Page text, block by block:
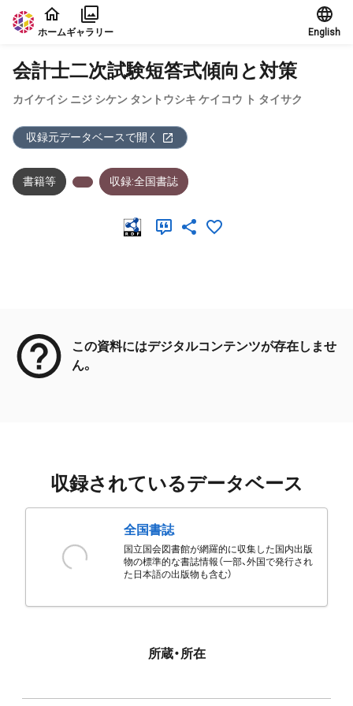
本文に飛ぶ
ホームギャラリー English
会計士二次試験短答式傾向と対策
カイケイシ ニジ シケン タントウシキ ケイコウ ト タイサク
収録元データベースで開く
書籍等 収録:全国書誌
この資料にはデジタルコンテンツが存在しませ
ん。
収録されているデータベース
全国書誌
国立国会図書館が網羅的に収集した国内出版
物の標準的な書誌情報（一部、外国で発行され
た日本語の出版物も含む）
所蔵・所在